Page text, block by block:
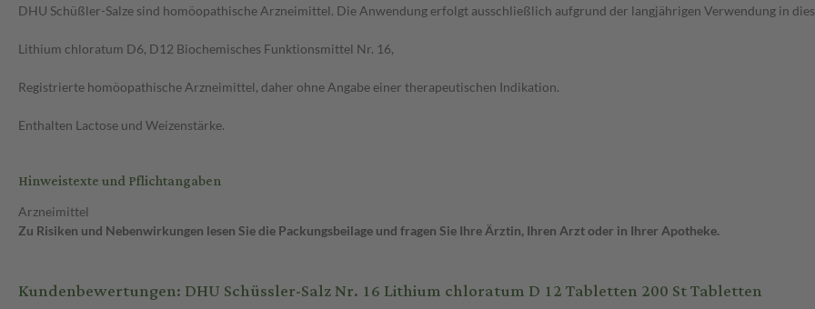
DHU Schüßler-Salze sind homöopathische Arzneimittel. Die Anwendung erfolgt ausschließlich aufgrund der langjährigen Verwendung in
Lithium chloratum D6, D12 Biochemisches Funktionsmittel Nr. 16,
Registrierte homöopathische Arzneimittel, daher ohne Angabe einer therapeutischen Indikation.
Enthalten Lactose und Weizenstärke.
Hinweistexte und Pflichtangaben
Arzneimittel
Zu Risiken und Nebenwirkungen lesen Sie die Packungsbeilage und fragen Sie Ihre Ärztin, Ihren Arzt oder in Ihrer Apotheke.
Kundenbewertungen: DHU Schüssler-Salz Nr. 16 Lithium chloratum D 12 Tabletten 200 St Tabletten